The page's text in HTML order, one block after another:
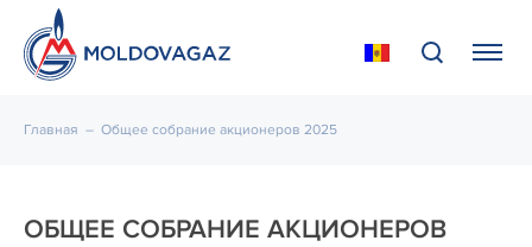
Главная – Общее собрание акционеров 2025
ОБЩЕЕ СОБРАНИЕ АКЦИОНЕРОВ